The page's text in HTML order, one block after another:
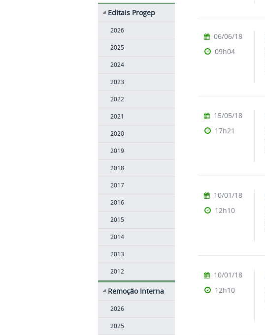
Editais Progep
2026
2025
2024
2023
2022
2021
2020
2019
2018
2017
2016
2015
2014
2013
2012
Remoção Interna
2026
2025
06/06/18
09h04
15/05/18
17h21
10/01/18
12h10
10/01/18
12h10